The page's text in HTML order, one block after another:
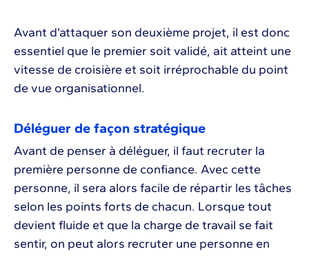
Avant d’attaquer son deuxième projet, il est donc
essentiel que le premier soit validé, ait atteint une
vitesse de croisière et soit irréprochable du point
de vue organisationnel.
Déléguer de façon stratégique
Avant de penser à déléguer, il faut recruter la
première personne de confiance. Avec cette
personne, il sera alors facile de répartir les tâches
selon les points forts de chacun. Lorsque tout
devient fluide et que la charge de travail se fait
sentir, on peut alors recruter une personne en